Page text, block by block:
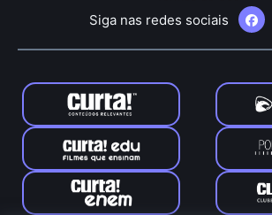
Siga nas redes sociais